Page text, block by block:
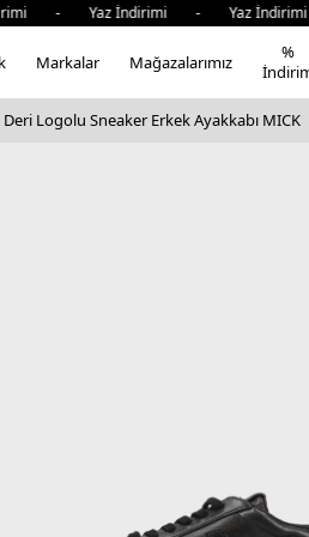
- Yaz İndirimi - Yaz
Markalar Mağazalarımız
%
Logolu Sneaker Erkek Ayakkabı MICK